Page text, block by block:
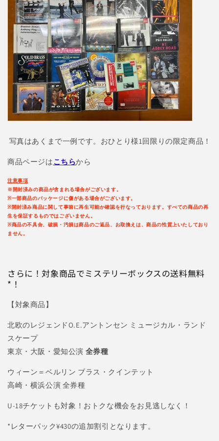
写真はあくまで一例です。おひとり様1回限りの限定商品！
商品ページはこちらから
注意事項
※開封済みの商品が含まれる場合がございます。
※一部商品のパッケージに傷がある場合がございます。
※開封済み商品に関して事前に再生可能か確認を行なっております。すべての商品の再
生を保証するものではございません。
※商品の不具合、破損・汚損は商品のご返品、お取換えは、商品の性質上いたしており
ません。
さらに！対象商品でミステリーボックスの送料無料
*！
【対象商品】
北欧のレジェンドO.E.アントンセン ミュージカル・ランド
スケープ
東京・大阪・愛知公演 全券種
ウィーン＝ベルリン ブラス・クインテット
高崎・横浜公演 全券種
U-18チケットも対象！おトクな機会をお見逃しなく！
*レターパック¥430の追加割引となります。